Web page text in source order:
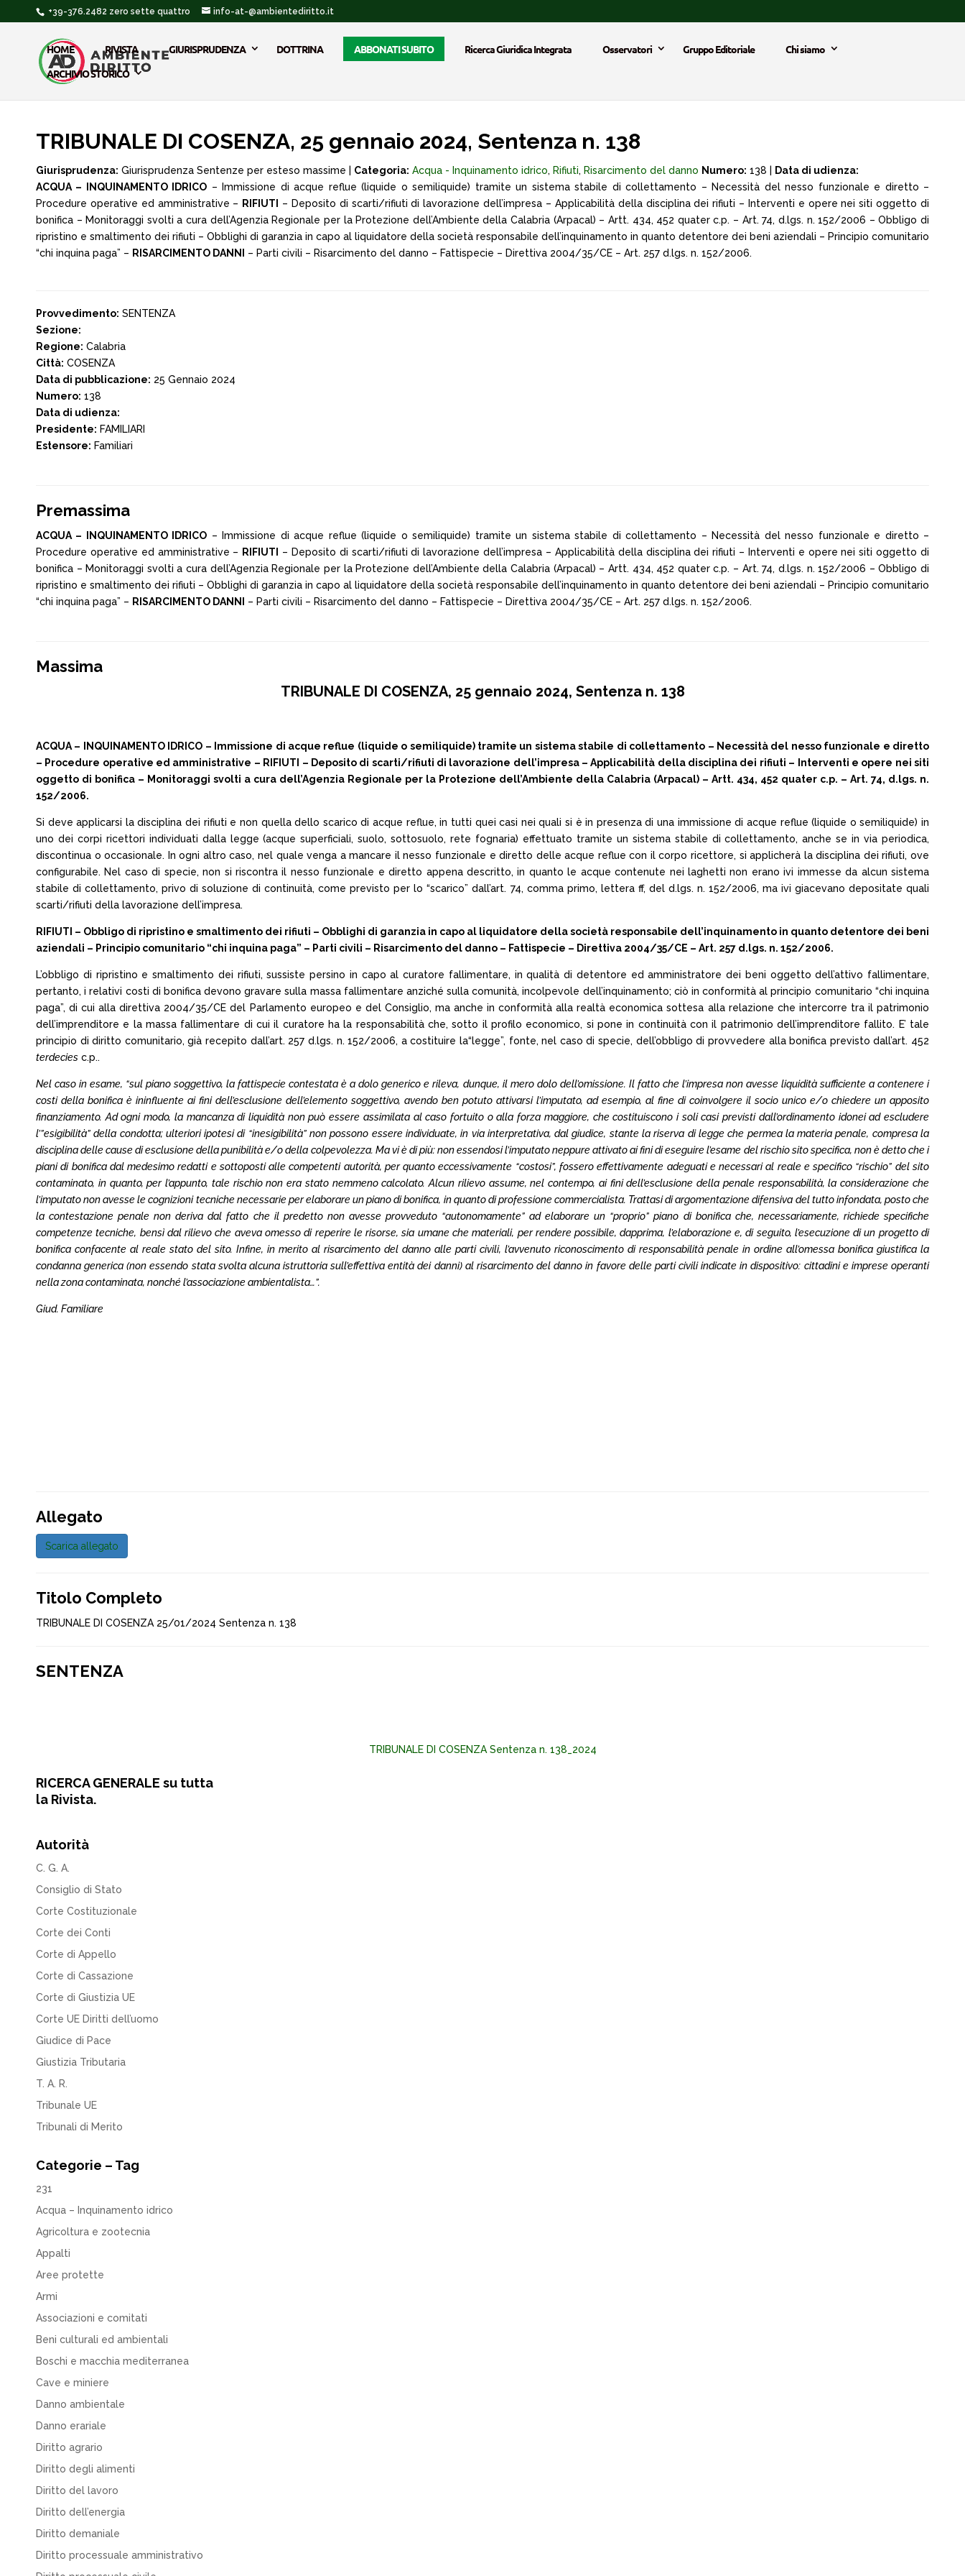
+39-376.2482 zero sette quattro info-at-@ambientediritto.it
HOME RIVISTA GIURISPRUDENZA DOTTRINA ABBONATI SUBITO Ricerca Giuridica Integrata Osservatori Gruppo Editoriale
Chi siamo
ARCHIVIO STORICO
TRIBUNALE DI COSENZA, 25 gennaio 2024, Sentenza n. 138
Giurisprudenza: Giurisprudenza Sentenze per esteso massime | Categoria: Acqua - Inquinamento idrico, Rifiuti, Risarcimento del danno Numero: 138 |
Data di udienza:
ACQUA – INQUINAMENTO IDRICO – Immissione di acque reflue (liquide o semiliquide) tramite un sistema stabile di collettamento – Necessità del nesso funzionale e diretto –
Procedure operative ed amministrative – RIFIUTI
– Deposito di scarti/rifiuti di lavorazione dell’impresa – Applicabilità della disciplina dei rifiuti – Interventi e opere nei siti oggetto di
bonifica – Monitoraggi svolti a cura dell’Agenzia Regionale per la Protezione dell’Ambiente della Calabria (Arpacal) – Artt. 434, 452 quater c.p. – Art. 74, d.lgs. n. 152/2006 – Obbligo di
ripristino e smaltimento dei rifiuti – Obblighi di garanzia in capo al liquidatore della società responsabile dell’inquinamento in quanto detentore dei beni aziendali – Principio comunitario
“chi inquina paga” – RISARCIMENTO DANNI – Parti civili – Risarcimento del danno – Fattispecie – Direttiva 2004/35/CE – Art. 257 d.lgs. n. 152/2006.
Provvedimento: SENTENZA
Sezione:
Regione: Calabria
Città: COSENZA
Data di pubblicazione: 25 Gennaio 2024
Numero: 138
Data di udienza:
Presidente: FAMILIARI
Estensore: Familiari
Premassima
ACQUA – INQUINAMENTO IDRICO – Immissione di acque reflue (liquide o semiliquide) tramite un sistema stabile di collettamento – Necessità del nesso funzionale e diretto –
Procedure operative ed amministrative – RIFIUTI
– Deposito di scarti/rifiuti di lavorazione dell’impresa – Applicabilità della disciplina dei rifiuti – Interventi e opere nei siti oggetto di
bonifica – Monitoraggi svolti a cura dell’Agenzia Regionale per la Protezione dell’Ambiente della Calabria (Arpacal) – Artt. 434, 452 quater c.p. – Art. 74, d.lgs. n. 152/2006 – Obbligo di
ripristino e smaltimento dei rifiuti – Obblighi di garanzia in capo al liquidatore della società responsabile dell’inquinamento in quanto detentore dei beni aziendali – Principio comunitario
“chi inquina paga” – RISARCIMENTO DANNI – Parti civili – Risarcimento del danno – Fattispecie – Direttiva 2004/35/CE – Art. 257 d.lgs. n. 152/2006.
Massima
TRIBUNALE DI COSENZA, 25 gennaio 2024, Sentenza n. 138
ACQUA – INQUINAMENTO IDRICO – Immissione di acque reflue (liquide o semiliquide) tramite un sistema stabile di collettamento – Necessità del nesso funzionale e diretto
– Procedure operative ed amministrative – RIFIUTI – Deposito di scarti/rifiuti di lavorazione dell’impresa – Applicabilità della disciplina dei rifiuti – Interventi e opere nei siti
oggetto di bonifica – Monitoraggi svolti a cura dell’Agenzia Regionale per la Protezione dell’Ambiente della Calabria (Arpacal) – Artt. 434, 452 quater c.p. – Art. 74, d.lgs. n.
152/2006.
Si deve applicarsi la disciplina dei rifiuti e non quella dello scarico di acque reflue, in tutti quei casi nei quali si è in presenza di una immissione di acque reflue (liquide o semiliquide) in
uno dei corpi ricettori individuati dalla legge (acque superficiali, suolo, sottosuolo, rete fognaria) effettuato tramite un sistema stabile di collettamento, anche se in via periodica,
discontinua o occasionale. In ogni altro caso, nel quale venga a mancare il nesso funzionale e diretto delle acque reflue con il corpo ricettore, si applicherà la disciplina dei rifiuti, ove
configurabile. Nel caso di specie, non si riscontra il nesso funzionale e diretto appena descritto, in quanto le acque contenute nei laghetti non erano ivi immesse da alcun sistema
stabile di collettamento, privo di soluzione di continuità, come previsto per lo “scarico” dall’art. 74, comma primo, lettera ff, del d.lgs. n. 152/2006, ma ivi giacevano depositate quali
scarti/rifiuti della lavorazione dell’impresa.
RIFIUTI – Obbligo di ripristino e smaltimento dei rifiuti – Obblighi di garanzia in capo al liquidatore della società responsabile dell’inquinamento in quanto detentore dei beni
aziendali – Principio comunitario “chi inquina paga” – Parti civili – Risarcimento del danno – Fattispecie – Direttiva 2004/35/CE – Art. 257 d.lgs. n. 152/2006.
L’obbligo di ripristino e smaltimento dei rifiuti, sussiste persino in capo al curatore fallimentare, in qualità di detentore ed amministratore dei beni oggetto dell’attivo fallimentare,
pertanto, i relativi costi di bonifica devono gravare sulla massa fallimentare anziché sulla comunità, incolpevole dell’inquinamento; ciò in conformità al principio comunitario “chi inquina
paga”, di cui alla direttiva 2004/35/CE del Parlamento europeo e del Consiglio, ma anche in conformità alla realtà economica sottesa alla relazione che intercorre tra il patrimonio
dell’imprenditore e la massa fallimentare di cui il curatore ha la responsabilità che, sotto il profilo economico, si pone in continuità con il patrimonio dell’imprenditore fallito. E’ tale
principio di diritto comunitario, già recepito dall’art. 257 d.lgs. n. 152/2006, a costituire la“legge”, fonte, nel caso di specie, dell’obbligo di provvedere alla bonifica previsto dall’art. 452
terdecies c.p..
Nel caso in esame, “sul piano soggettivo, la fattispecie contestata è a dolo generico e rileva, dunque, il mero dolo dell’omissione. Il fatto che l’impresa non avesse liquidità sufficiente a contenere i
costi della bonifica è ininfluente ai fini dell’esclusione dell’elemento soggettivo, avendo ben potuto attivarsi l’imputato, ad esempio, al fine di coinvolgere il socio unico e/o chiedere un apposito
finanziamento. Ad ogni modo, la mancanza di liquidità non può essere assimilata al caso fortuito o alla forza maggiore, che costituiscono i soli casi previsti dall’ordinamento idonei ad escludere
l’”esigibilità” della condotta; ulteriori ipotesi di “inesigibilità” non possono essere individuate, in via interpretativa, dal giudice, stante la riserva di legge che permea la materia penale, compresa la
disciplina delle cause di esclusione della punibilità e/o della colpevolezza. Ma vi è di più: non essendosi l’imputato neppure attivato ai fini di eseguire l’esame del rischio sito specifica, non è detto che i
piani di bonifica dal medesimo redatti e sottoposti alle competenti autorità, per quanto eccessivamente “costosi”, fossero effettivamente adeguati e necessari al reale e specifico “rischio” del sito
contaminato, in quanto, per l’appunto, tale rischio non era stato nemmeno calcolato. Alcun rilievo assume, nel contempo, ai fini dell’esclusione della penale responsabilità, la considerazione che
l’imputato non avesse le cognizioni tecniche necessarie per elaborare un piano di bonifica, in quanto di professione commercialista. Trattasi di argomentazione difensiva del tutto infondata, posto che
la contestazione penale non deriva dal fatto che il predetto non avesse provveduto “autonomamente” ad elaborare un “proprio” piano di bonifica che, necessariamente, richiede specifiche
competenze tecniche, bensì dal rilievo che aveva omesso di reperire le risorse, sia umane che materiali, per rendere possibile, dapprima, l’elaborazione e, di seguito, l’esecuzione di un progetto di
bonifica confacente al reale stato del sito. Infine, in merito al risarcimento del danno alle parti civili, l’avvenuto riconoscimento di responsabilità penale in ordine all’omessa bonifica giustifica la
condanna generica (non essendo stata svolta alcuna istruttoria sull’effettiva entità dei danni) al risarcimento del danno in favore delle parti civili indicate in dispositivo: cittadini e imprese operanti
nella zona contaminata, nonché l’associazione ambientalista…”.
Giud. Familiare
Allegato
Scarica allegato
Titolo Completo
TRIBUNALE DI COSENZA 25/01/2024 Sentenza n. 138
SENTENZA
TRIBUNALE DI COSENZA Sentenza n. 138_2024
RICERCA GENERALE su tutta
la Rivista.
Autorità
C. G. A.
Consiglio di Stato
Corte Costituzionale
Corte dei Conti
Corte di Appello
Corte di Cassazione
Corte di Giustizia UE
Corte UE Diritti dell’uomo
Giudice di Pace
Giustizia Tributaria
T. A. R.
Tribunale UE
Tribunali di Merito
Categorie – Tag
231
Acqua – Inquinamento idrico
Agricoltura e zootecnia
Appalti
Aree protette
Armi
Associazioni e comitati
Beni culturali ed ambientali
Boschi e macchia mediterranea
Cave e miniere
Danno ambientale
Danno erariale
Diritto agrario
Diritto degli alimenti
Diritto del lavoro
Diritto dell’energia
Diritto demaniale
Diritto processuale amministrativo